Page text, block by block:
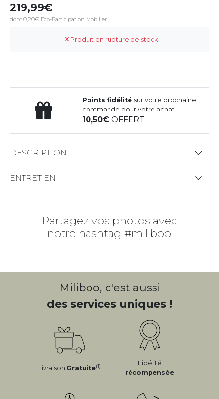
219,99
dont 0,20€ Eco-Participation Mobilier
Produit en rupture de stock
Points fidélité sur votre prochaine
commande pour votre achat
10,50OFFERT
DESCRIPTION
ENTRETIEN
Partagez vos photos avec
notre hashtag #miliboo
Miliboo, c'est aussi
des services uniques !
Livraison Gratuite(1)
Fidélité
récompensée